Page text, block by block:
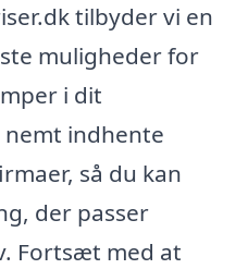
tilbyder vi en
muligheder for
i dit
nemt indhente
så du kan
der passer
Fortsæt med at